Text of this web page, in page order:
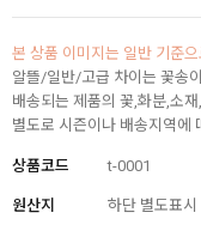
본 상품 이미지는 일반 기준
알뜰/일반/고급 차이는 꽃송
배송되는 제품의 꽃,화분,소
별도로 시즌이나 배송지역에
상품코드 t-0001
원산지 하단 별도표시